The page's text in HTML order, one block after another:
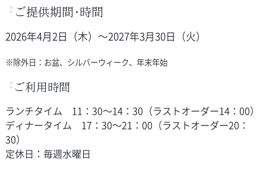
ご提供期間・時間
2026年4月2日（木）～2027年3月30日（火）
※除外日：お盆、シルバーウィーク、年末年始
ご利用時間
ランチタイム 11：30～14：30（ラストオーダー14：00）
ディナータイム 17：30～21：00（ラストオーダー20：
30）
定休日：毎週水曜日